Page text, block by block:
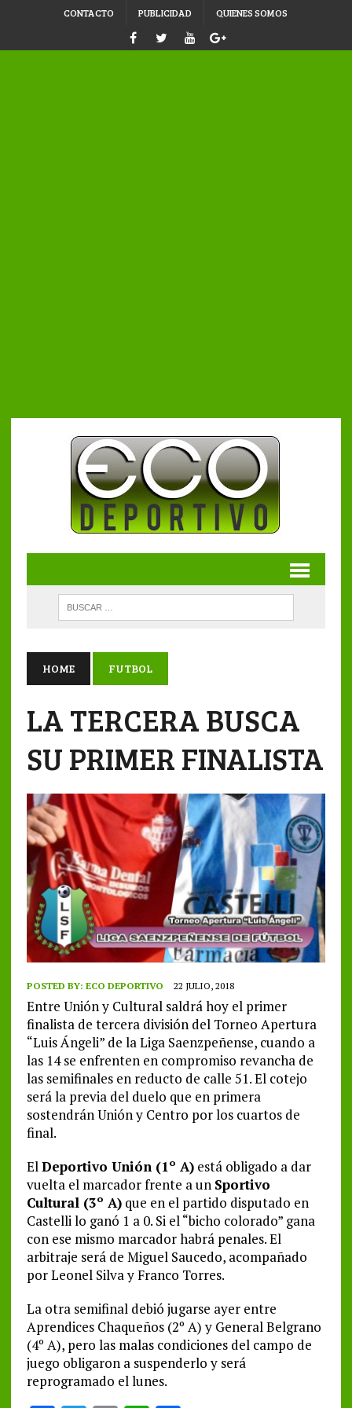
CONTACTO PUBLICIDAD QUIENES SOMOS
HOME FUTBOL
LA TERCERA BUSCA
SU PRIMER FINALISTA
POSTED BY: ECO DEPORTIVO 22 JULIO, 2018
Entre Unión y Cultural saldrá hoy el primer
finalista de tercera división del Torneo Apertura
“Luis Ángeli” de la Liga Saenzpeñense, cuando a
las 14 se enfrenten en compromiso revancha de
las semifinales en reducto de calle 51. El cotejo
será la previa del duelo que en primera
sostendrán Unión y Centro por los cuartos de
final.
ElDeportivo Unión (1º A)está obligado a dar
vuelta el marcador frente a un Sportivo
Cultural (3º A)que en el partido disputado en
Castelli lo ganó 1 a 0. Si el “bicho colorado” gana
con ese mismo marcador habrá penales. El
arbitraje será de Miguel Saucedo, acompañado
por Leonel Silva y Franco Torres.
La otra semifinal debió jugarse ayer entre
Aprendices Chaqueños (2º A) y General Belgrano
(4º A), pero las malas condiciones del campo de
juego obligaron a suspenderlo y será
reprogramado el lunes.